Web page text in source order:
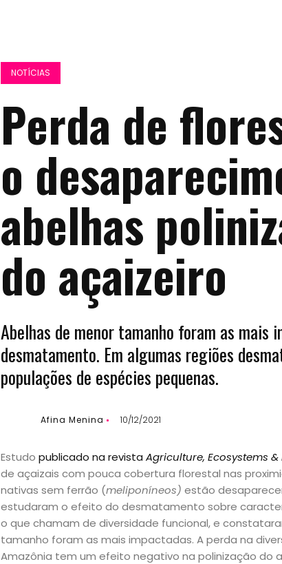
NOTÍCIAS
Perda de
o
abelhas
do açaizeiro
Abelhas de menor tamanho foram as mais
desmatamento. Em algumas regiões
populações de espécies pequenas.
Afina Menina 10/12/2021
Estudo publicado na revista Agriculture, Ecosystems
de açaizais com pouca cobertura florestal nas
nativas sem ferrão (meliponíneos) estão
estudaram o efeito do desmatamento sobre
o que chamam de diversidade funcional, e
tamanho foram as mais impactadas. A perda na
Amazônia tem um efeito negativo na polinização do